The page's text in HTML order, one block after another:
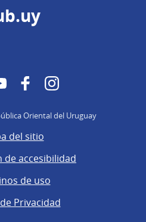
YouTubeFacebookInstagram
Oriental del Uruguay
del sitio
de accesibilidad
de uso
Privacidad